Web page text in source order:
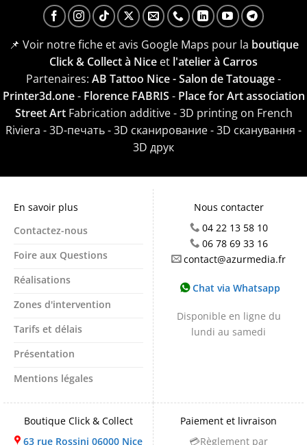
📌 Voir notre fiche et avis Google Maps pour la boutique
Click & Collect à Nice et l'atelier à Carros
Partenaires: AB Tattoo Nice - Salon de Tatouage-
Printer3d.one- Florence FABRIS - Place for Art association
Street ArtFabrication additive - 3D printing on French
Riviera - 3D-печать - 3D сканирование - 3D сканування -
3D друк
En savoir plus
Contactez-nous
Foire aux Questions
Réalisations
Zones d'intervention
Tarifs et délais
Présentation
Mentions légales
Nous contacter
04 22 13 58 10
06 78 69 33 16
contact@azurmedia.fr
Chat via Whatsapp
Disponible en ligne du
lundi au samedi
Boutique Click & Collect
63 rue Rossini 06000 Nice
Paiement et livraison
💳Règlement par